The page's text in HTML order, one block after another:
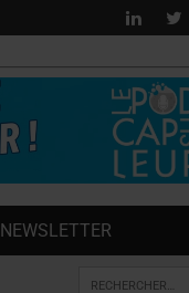
NEWSLETTER